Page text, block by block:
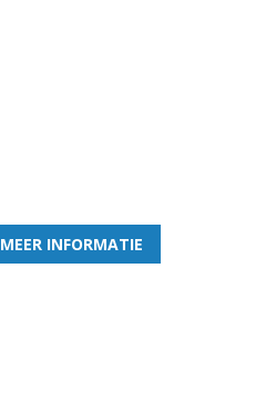
MEER INFORMATIE